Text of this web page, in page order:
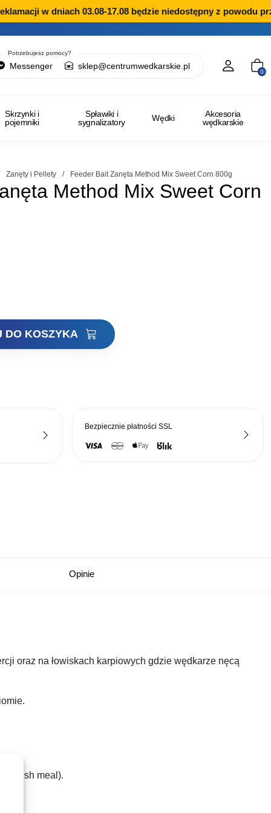
w dniach 03.08-17.08 będzie niedostępny z powodu
Potrzebujesz pomocy?
Messenger sklep@centrumwedkarskie.pl
0
Skrzynki i
pojemniki
Spławiki i
sygnalizatory
Wędki
Akcesoria
wędkarskie
Zanęty i Pellety / Feeder Bait Zanęta Method Mix Sweet Corn 800g
Method Mix Sweet Corn
DO KOSZYKA
Bezpiecznie płatnościSSL
Opinie
oraz na łowiskach karpiowych gdzie wędkarze nęcą
(fish meal).